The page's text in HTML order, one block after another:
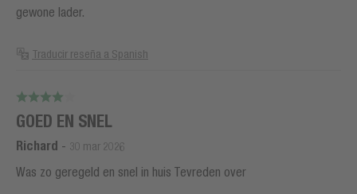
gewone lader.
Traducir reseña a Spanish
GOED EN SNEL
Richard - 30 mar 2026
Was zo geregeld en snel in huis Tevreden over